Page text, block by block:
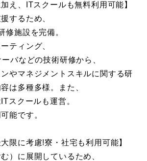
え、ITスクールも無料利用可能】
するため、
修施設を完備。
ティング、
バなどの技術研修から、
やマネジメントスキルに関する研
は多種多様。また、
スクールも運営。
能です。
限に考慮!寮・社宅も利用可能】
）に展開しているため、